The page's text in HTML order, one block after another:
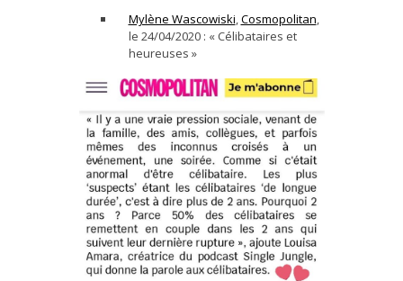
Mylène Wascowiski,Cosmopolitan,
le 24/04/2020 : « Célibataires et
heureuses »